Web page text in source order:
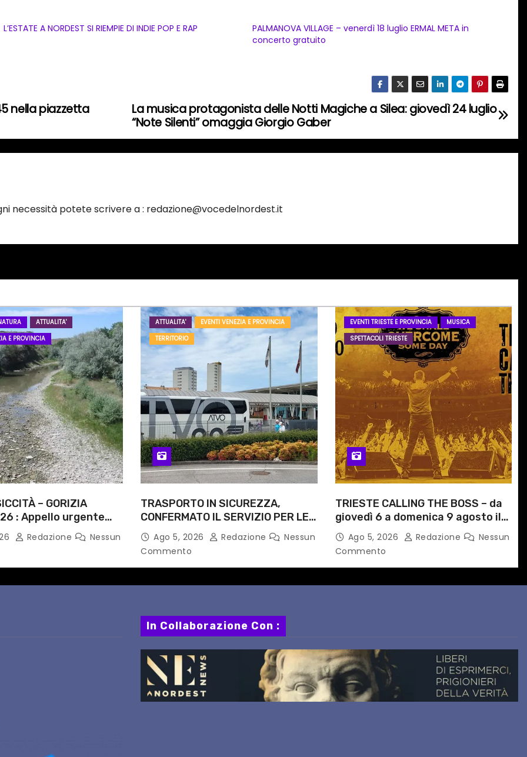
L’ESTATE A NORDEST SI RIEMPIE DI INDIE POP E RAP
PALMANOVA VILLAGE – venerdì 18 luglio ERMAL META in
concerto gratuito
La musica protagonista delle Notti Magiche a Silea: giovedì 24 luglio
“Note Silenti” omaggia Giorgio Gaber
nella piazzetta
necessità potete scrivere a : redazione@vocedelnordest.it
ATTUALITA'
E PROVINCIA
– GORIZIA
: Appello urgente
competenti
Redazione
Nessun
ATTUALITA'
EVENTI VENEZIA E PROVINCIA
TERRITORIO
TRASPORTO IN SICUREZZA,
CONFERMATO IL SERVIZIO PER LE
NOTTI DI AGOSTO: DEFINITI
PERCORSI, FERMATE E ORARIO
Ago 5, 2026 Redazione
Nessun
Commento
EVENTI TRIESTE E PROVINCIA
MUSICA
SPETTACOLI TRIESTE
TRIESTE CALLING THE BOSS – da
giovedì 6 a domenica 9 agosto il
festival triestino dedicato a
Springsteen
Ago 5, 2026 Redazione
Nessun
Commento
In Collaborazione Con :